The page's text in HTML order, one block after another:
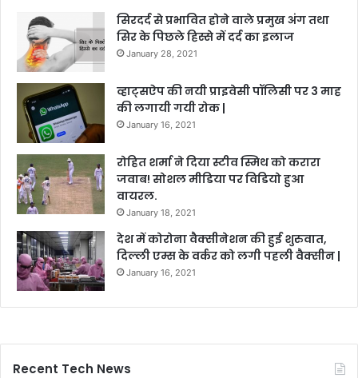
सिरदर्द से प्रभावित होने वाले प्रमुख अंग तथा
सिर के पिछले हिस्से में दर्द का इलाज
January 28, 2021
व्हाट्सऐप की नयी प्राइवेसी पॉलिसी पर 3 माह
की लगायी गयी रोक |
January 16, 2021
रोहित शर्मा ने दिया स्टीव स्मिथ को करारा
जवाब! सोशल मीडिया पर विडियो हुआ
वायरल.
January 18, 2021
देश में कोरोना वैक्सीनेशन की हुई शुरुवात,
दिल्ली एम्स के वर्कर को लगी पहली वैक्सीन |
January 16, 2021
Recent Tech News